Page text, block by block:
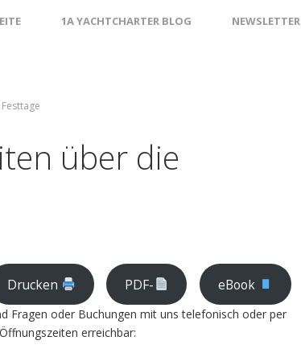
1A YACHTCHARTER BLOG NEWSLETTER
über die
Drucken PDF- eBook
Fragen oder Buchungen mit uns telefonisch oder per
erreichbar: